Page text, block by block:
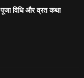
विधि और व्रत कथा